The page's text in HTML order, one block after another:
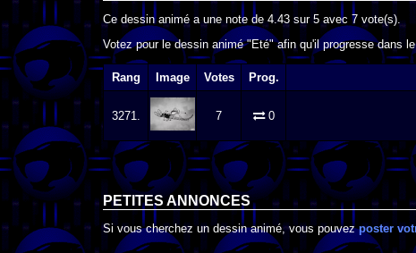
Ce dessin animé a une note de 4.43 sur 5 avec 7 vote(s).
Votez pour le dessin animé "Eté" afin qu'il progresse dans
Rang Image Votes Prog.
3271. 7 0
PETITES ANNONCES
Si vous cherchez un dessin animé, vous pouvezposter